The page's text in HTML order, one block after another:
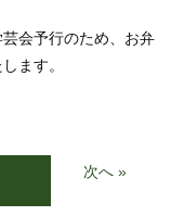
会予行のため、お弁
ます。
次へ »